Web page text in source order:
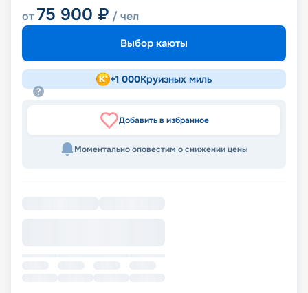
от75 900 ₽ / чел
Выбор каюты
+1 000Круизных миль
Добавить в избранное
Моментально оповестим о снижении цены